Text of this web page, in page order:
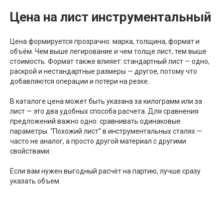
Цена на лист инструментальный
Цена формируется прозрачно: марка, толщина, формат и
объём. Чем выше легирование и чем толще лист, тем выше
стоимость. Формат также влияет: стандартный лист — одно,
раскрой и нестандартные размеры — другое, потому что
добавляются операции и потери на резке.
В каталоге цена может быть указана за килограмм или за
лист — это два удобных способа расчета. Для сравнения
предложений важно одно: сравнивать одинаковые
параметры. “Похожий лист” в инструментальных сталях —
часто не аналог, а просто другой материал с другими
свойствами.
Если вам нужен выгодный расчёт на партию, лучше сразу
указать объем.